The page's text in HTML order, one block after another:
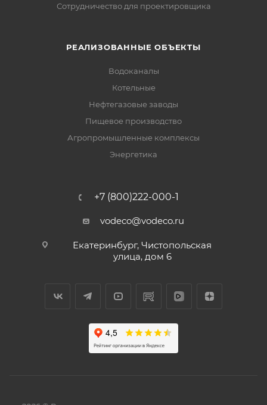
Сотрудничество для проектировщика
РЕАЛИЗОВАННЫЕ ОБЪЕКТЫ
Водоканалы
Котельные
Нефтегазовые заводы
Пищевое производство
Агропромышленные комплексы
Энергетика
+7 (800)222-000-1
vodeco@vodeco.ru
Екатеринбург, Чистопольская
улица, дом 6